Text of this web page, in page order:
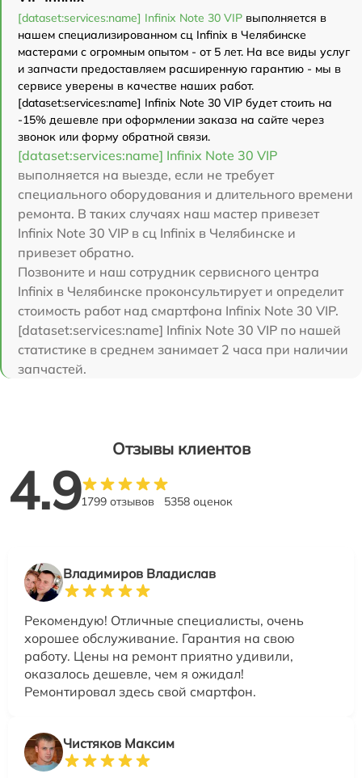
[dataset:services:name] Infinix Note 30 VIP выполняется в
нашем специализированном сц Infinix в Челябинске
мастерами с огромным опытом - от 5 лет. На все виды услуг
и запчасти предоставляем расширенную гарантию - мы в
сервисе уверены в качестве наших работ.
[dataset:services:name] Infinix Note 30 VIP будет стоить на
-15% дешевле при оформлении заказа на сайте через
звонок или форму обратной связи.
[dataset:services:name] Infinix Note 30 VIP
выполняется на выезде, если не требует
специального оборудования и длительного времени
ремонта. В таких случаях наш мастер привезет
Infinix Note 30 VIP в сц Infinix в Челябинске и
привезет обратно.
Позвоните и наш сотрудник сервисного центра
Infinix в Челябинске проконсультирует и определит
стоимость работ над смартфона Infinix Note 30 VIP.
[dataset:services:name] Infinix Note 30 VIP по нашей
статистике в среднем занимает 2 часа при наличии
запчастей.
Отзывы клиентов
4.91799 отзывов 5358 оценок
Владимиров Владислав
Рекомендую! Отличные специалисты, очень
хорошее обслуживание. Гарантия на свою
работу. Цены на ремонт приятно удивили,
оказалось дешевле, чем я ожидал!
Ремонтировал здесь свой смартфон.
Чистяков Максим